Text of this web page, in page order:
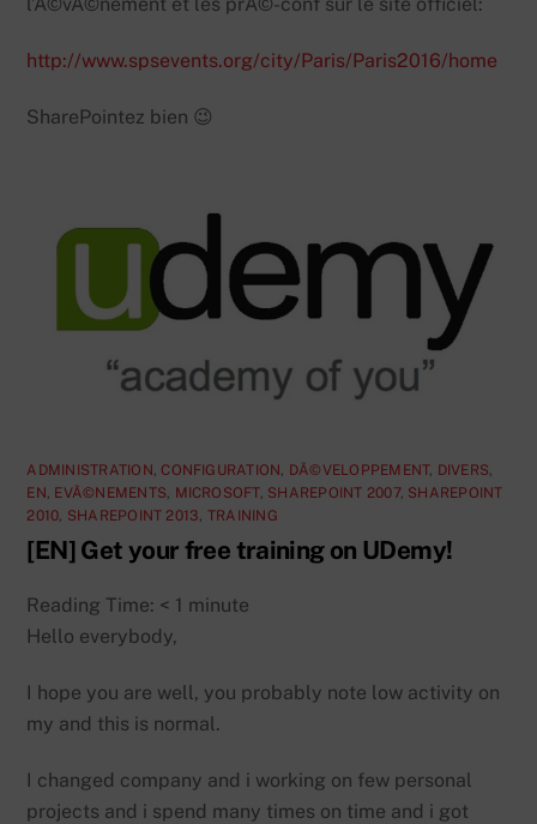
http://www.spsevents.org/city/Paris/Paris2016/home
SharePointez bien 😉
ADMINISTRATION , CONFIGURATION , DÃ©VELOPPEMENT, DIVERS,
EN , EVÃ©NEMENTS, MICROSOFT, SHAREPOINT 2007, SHAREPOINT
2010, SHAREPOINT 2013, TRAINING
[EN] Get your free training on UDemy!
Reading Time: < 1 minute
Hello everybody,
I hope you are well, you probably note low activity on
my and this is normal.
I changed company and i working on few personal
projects and i spend many times on time and i got